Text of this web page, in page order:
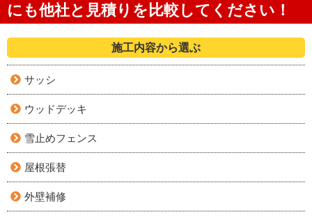
にも他社と見積りを比較してください！
施工内容から選ぶ
サッシ
ウッドデッキ
雪止めフェンス
屋根張替
外壁補修